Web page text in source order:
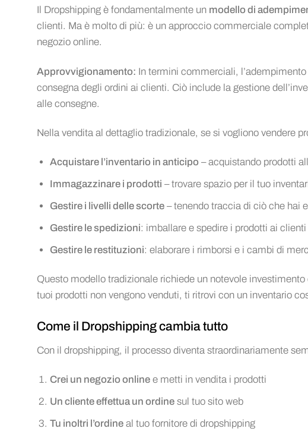
Il Dropshipping è fondamentalmente un modello di
clienti. Ma è molto di più: è un approccio commerciale
negozio online.
Approvvigionamento: In termini commerciali,
consegna degli ordini ai clienti. Ciò include la gestione
alle consegne.
Nella vendita al dettaglio tradizionale, se si vogliono vendere
Acquistare l’inventario in anticipo – acquistando prodotti
Immagazzinare i prodotti – trovare spazio per il tuo
Gestire i livelli delle scorte – tenendo traccia di ciò che hai
Gestire le spedizioni: imballare e spedire i prodotti ai clienti
Gestire le restituzioni: elaborare i rimborsi e i cambi di
Questo modello tradizionale richiede un notevole
tuoi prodotti non vengono venduti, ti ritrovi con un inventario
Come il Dropshipping cambia tutto
Con il dropshipping, il processo diventa straordinariamente
Crei un negozio online e metti in vendita i prodotti
Un cliente effettua un ordine sul tuo sito web
Tu inoltri l’ordine al tuo fornitore di dropshipping